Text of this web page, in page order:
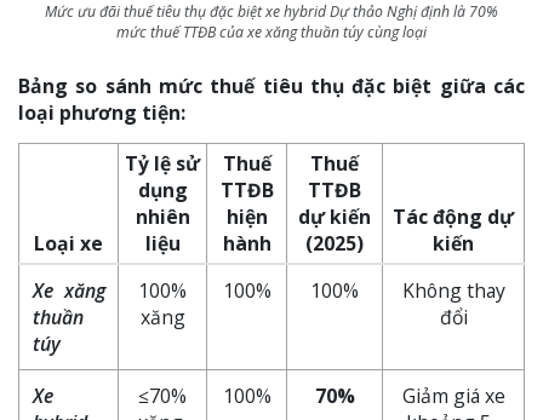
Mức ưu đãi thuế tiêu thụ đặc biệt xe hybrid Dự thảo Nghị định là 70%
mức thuế TTĐB của xe xăng thuần túy cùng loại
Bảng so sánh mức thuế tiêu thụ đặc biệt giữa các
loại phương tiện:
Loại xe
Tỷ lệ sử
dụng
nhiên
liệu
Thuế
TTĐB
hiện
hành
Thuế
TTĐB
dự kiến
(2025)
Tác động dự
kiến
Xe xăng
thuần
túy
100%
xăng
100% 100%
Không thay
đổi
Xe
≤70%
100% 70%
Giảm giá xe